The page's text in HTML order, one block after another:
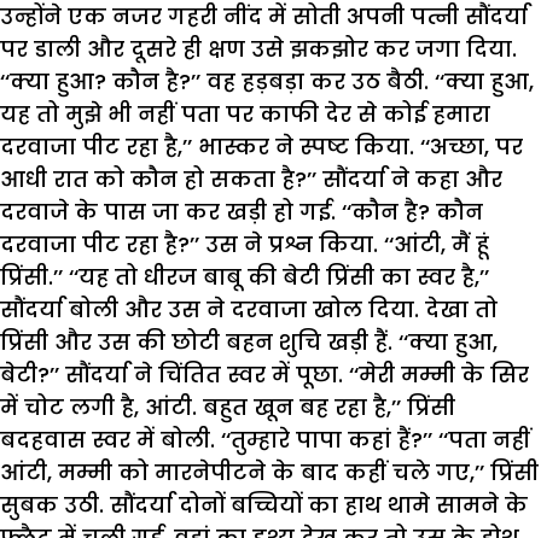
उन्होंने एक नजर गहरी नींद में सोती अपनी पत्नी सौंदर्या
पर डाली और दूसरे ही क्षण उसे झकझोर कर जगा दिया.
‘‘क्या हुआ? कौन है?’’ वह हड़बड़ा कर उठ बैठी. ‘‘क्या हुआ,
यह तो मुझे भी नहीं पता पर काफी देर से कोई हमारा
दरवाजा पीट रहा है,’’ भास्कर ने स्पष्ट किया. ‘‘अच्छा, पर
आधी रात को कौन हो सकता है?’’ सौंदर्या ने कहा और
दरवाजे के पास जा कर खड़ी हो गई. ‘‘कौन है? कौन
दरवाजा पीट रहा है?’’ उस ने प्रश्न किया. ‘‘आंटी, मैं हूं
प्रिंसी.’’ ‘‘यह तो धीरज बाबू की बेटी प्रिंसी का स्वर है,’’
सौंदर्या बोली और उस ने दरवाजा खोल दिया. देखा तो
प्रिंसी और उस की छोटी बहन शुचि खड़ी हैं. ‘‘क्या हुआ,
बेटी?’’ सौंदर्या ने चिंतित स्वर में पूछा. ‘‘मेरी मम्मी के सिर
में चोट लगी है, आंटी. बहुत खून बह रहा है,’’ प्रिंसी
बदहवास स्वर में बोली. ‘‘तुम्हारे पापा कहां हैं?’’ ‘‘पता नहीं
आंटी, मम्मी को मारनेपीटने के बाद कहीं चले गए,’’ प्रिंसी
सुबक उठी. सौंदर्या दोनों बच्चियों का हाथ थामे सामने के